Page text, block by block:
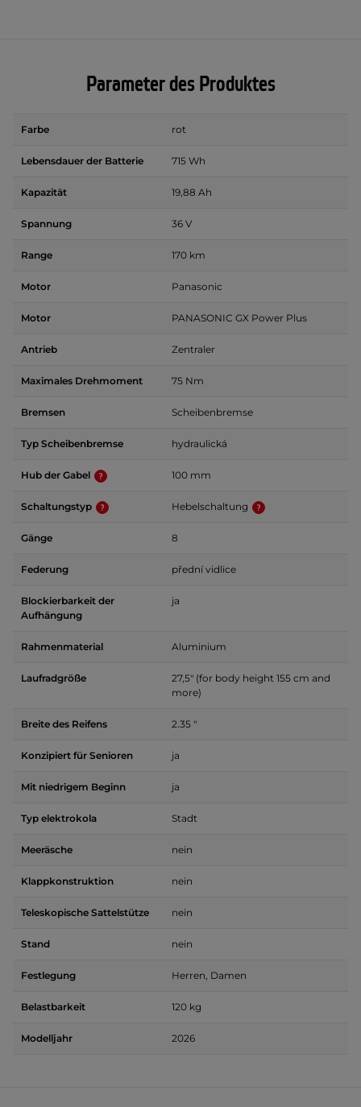
Parameter des Produktes
Farbe rot
Lebensdauer der Batterie 715 Wh
Kapazität 19,88 Ah
Spannung 36 V
Range 170 km
Motor Panasonic
Motor PANASONIC GX Power Plus
Antrieb Zentraler
Maximales Drehmoment 75 Nm
Bremsen Scheibenbremse
Typ Scheibenbremse hydraulická
Hub der Gabel 100 mm
Schaltungstyp Hebelschaltung
Gänge 8
Federung přední vidlice
Blockierbarkeit der
Aufhängung
ja
Rahmenmaterial Aluminium
Laufradgröße
27,5" (for body height 155 cm and
more)
Breite des Reifens 2.35 "
Konzipiert für Senioren ja
Mit niedrigem Beginn ja
Typ elektrokola Stadt
Meeräsche nein
Klappkonstruktion nein
Teleskopische Sattelstütze nein
Stand nein
Festlegung Herren, Damen
Belastbarkeit 120 kg
Modelljahr 2026